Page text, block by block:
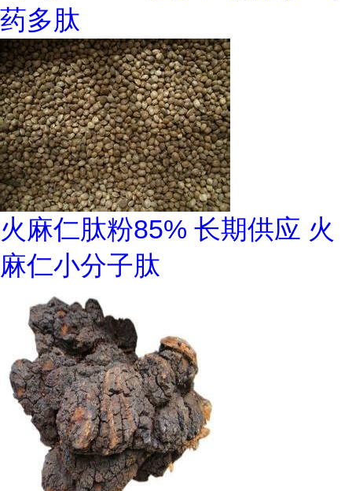
药多肽
火麻仁肽粉85% 长期供应 火
麻仁小分子肽